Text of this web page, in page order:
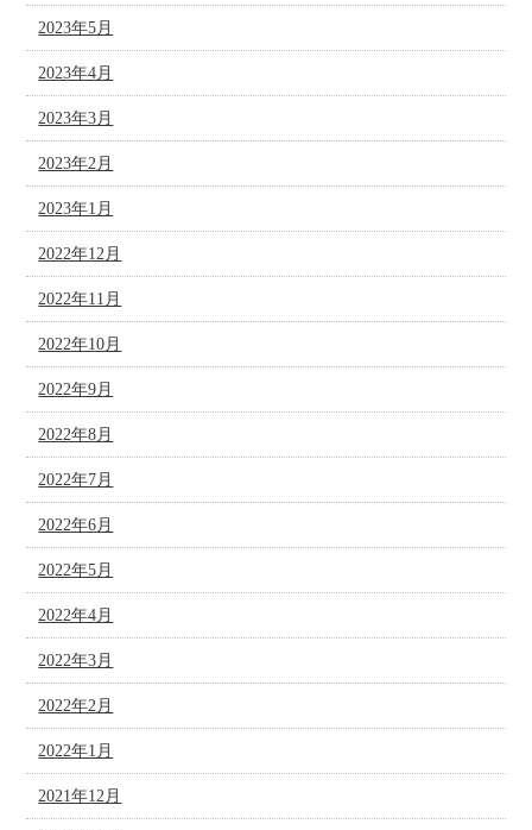
2023年5月
2023年4月
2023年3月
2023年2月
2023年1月
2022年12月
2022年11月
2022年10月
2022年9月
2022年8月
2022年7月
2022年6月
2022年5月
2022年4月
2022年3月
2022年2月
2022年1月
2021年12月